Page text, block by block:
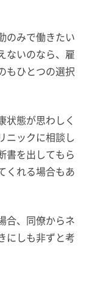
のみで働きたい
ないのなら、雇
もひとつの選択
状態が思わしく
ニックに相談し
書を出してもら
くれる場合もあ
合、同僚からネ
にしも非ずと考